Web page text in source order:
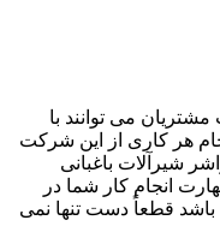
می توانند با
هر کاری از این شرکت
شیرآلات باغبانی
انجام کار شما در
قطعاً دست تنها نمی